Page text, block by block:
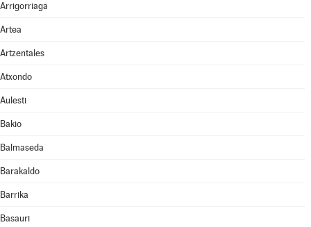
Arrigorriaga
Artea
Artzentales
Atxondo
Aulesti
Bakio
Balmaseda
Barakaldo
Barrika
Basauri